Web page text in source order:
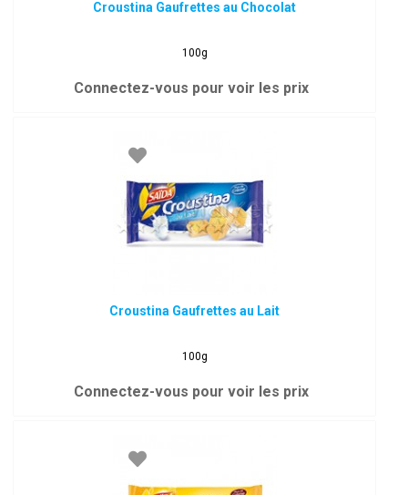
Croustina Gaufrettes au Chocolat
100g
Connectez-vous pour voir les prix
Croustina Gaufrettes au Lait
100g
Connectez-vous pour voir les prix